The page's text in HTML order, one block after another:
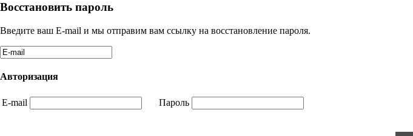
Восстановить пароль
Введите ваш E-mail и мы отправим вам ссылку на восстановление пароля.
Авторизация
E-mail Пароль